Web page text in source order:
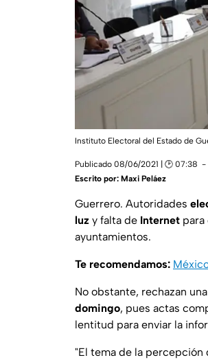
Instituto Electoral del Estado de
Publicado 08/06/2021 | 🕑 07:38
Escrito por: Maxi Peláez
Guerrero. Autoridades
luz y falta de Internet
ayuntamientos.
Te recomendamos:
No obstante, rechazan
domingo, pues actas
lentitud para enviar la
"El tema de la